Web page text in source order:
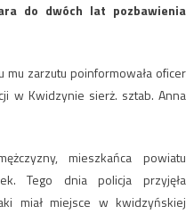
do dwóch lat pozbawienia
zarzutu poinformowała oficer
w Kwidzynie sierż. sztab. Anna
mieszkańca powiatu
Tego dnia policja przyjęła
miał miejsce w kwidzyńskiej